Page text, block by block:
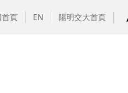
首頁 EN 陽明交大首頁